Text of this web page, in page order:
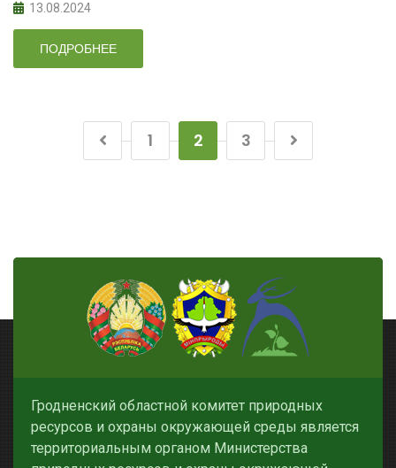
13.08.2024
ПОДРОБНЕЕ
1 2 3
Гродненский областной комитет природных
ресурсов и охраны окружающей среды является
территориальным органом Министерства